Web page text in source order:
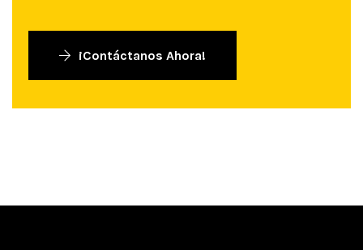
¡Contáctanos Ahora!